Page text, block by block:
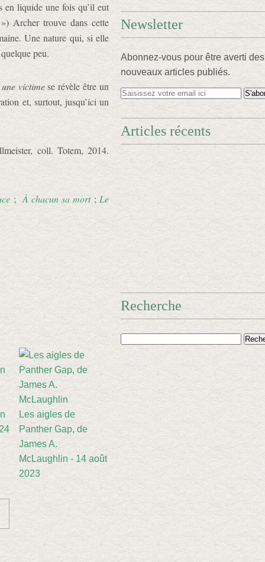
en liquide une fois qu’il eut
Archer trouve dans cette
Une nature qui, si elle
peu.
victimese révèle être un
et, surtout, jusqu’ici un
coll. Totem, 2014.
; À chacun sa mort; Le
Les aigles de
Panther Gap, de
James A.
McLaughlin - 14 août
2023
Newsletter
Abonnez-vous pour être averti des
nouveaux articles publiés.
Articles récents
Recherche